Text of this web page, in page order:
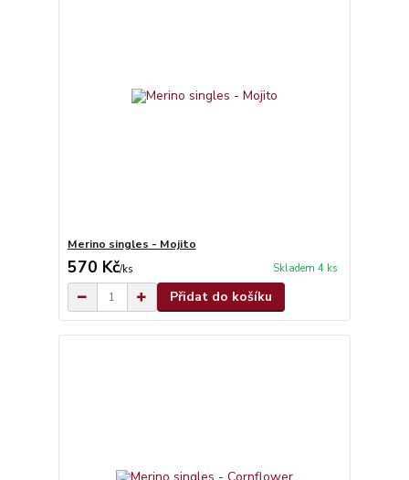
Merino singles - Mojito
570 Kč/ks Skladem 4 ks
Přidat do košíku